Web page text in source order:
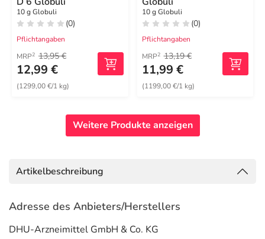
10 g Globuli
(0)
Pflichtangaben
MRP2 13,95 €
12,99 €
(1299,00 €/1 kg)
10 g Globuli
(0)
Pflichtangaben
MRP2 13,19 €
11,99 €
(1199,00 €/1 kg)
Weitere Produkte anzeigen
Artikelbeschreibung
Adresse des Anbieters/Herstellers
DHU-Arzneimittel GmbH & Co. KG